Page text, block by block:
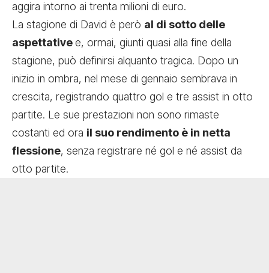
aggira intorno ai trenta milioni di euro.
La stagione di David è però al di sotto delle
aspettativee, ormai, giunti quasi alla fine della
stagione, può definirsi alquanto tragica. Dopo un
inizio in ombra, nel mese di gennaio sembrava in
crescita, registrando quattro gol e tre assist in otto
partite. Le sue prestazioni non sono rimaste
costanti ed ora il suo rendimento è in netta
flessione, senza registrare né gol e né assist da
otto partite.